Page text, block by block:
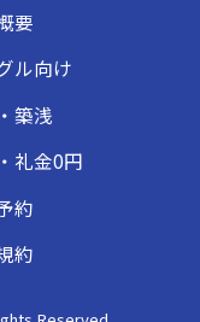
要
ル向け
築浅
礼金0円
約
約